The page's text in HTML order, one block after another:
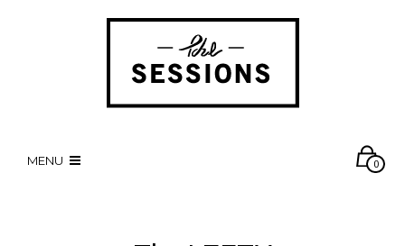
MENU 0